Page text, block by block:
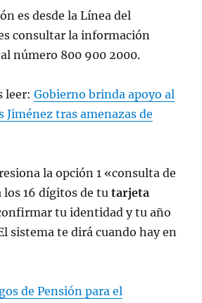
es desde la Línea del
consultar la información
número 800 900 2000.
leer:Gobierno brinda apoyo al
Jiménez tras amenazas de
la opción 1 «consulta de
los 16 dígitos de tu tarjeta
tu identidad y tu año
sistema te dirá cuando hay en
de Pensión para el